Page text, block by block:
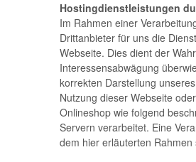
Hostingdienstleistungen
Im Rahmen einer
Drittanbieter für uns die
Webseite. Dies dient der
Interessensabwägung
korrekten Darstellung
Nutzung dieser Webseite
Onlineshop wie folgend
Servern verarbeitet. Eine
dem hier erläuterten Rahmen